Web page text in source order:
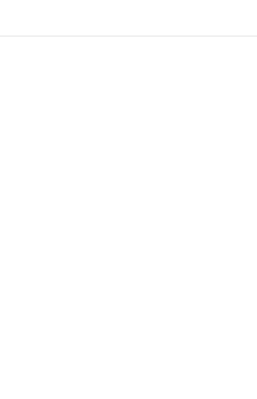
للاحتجاج أمام البرلمان ضد تكاليف «التوقيت الميسر»